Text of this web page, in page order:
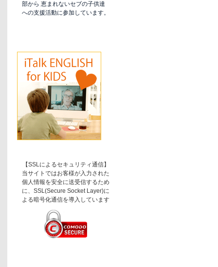
部から 恵まれないセブの子供達
への支援活動に参加しています。
【SSLによるセキュリティ通信】
当サイトではお客様が入力された
個人情報を安全に送受信するため
に、SSL(Secure Socket Layer)に
よる暗号化通信を導入しています